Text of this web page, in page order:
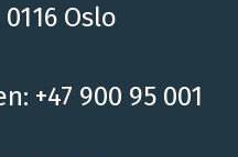
Oslo
+47 900 95 001